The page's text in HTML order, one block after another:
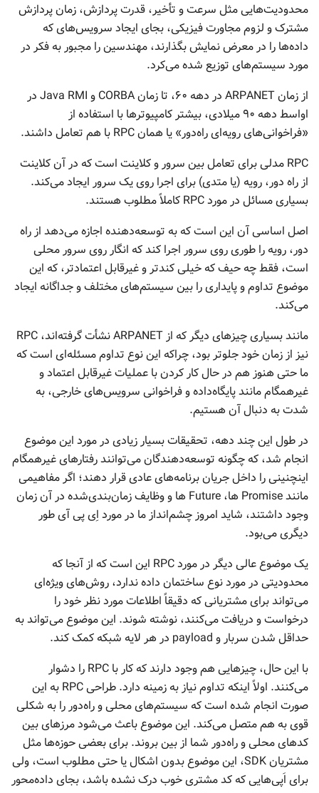
محدودیت‌هایی مثل سرعت و تأخیر، قدرت پردازش، زمان پردازش
مشترک و لزوم مجاورت فیزیکی، بجای ایجاد سرویس‌های که
داده‌ها را در معرض نمایش بگذارند، مهندسین را مجبور به فکر در
مورد سیستم‌های توزیع شده می‌کرد.
از زمان ARPANET در دهه ۶۰، تا زمان CORBA و Java RMI در
اواسط دهه ۹۰ میلادی، بیشتر کامپیوترها با استفاده از
«فراخوانی‌های رویه‌ای راه‌دور» یا همان RPC با هم تعامل داشند.
RPC مدلی برای تعامل بین سرور و کلاینت است که در آن کلاینت
از راه دور، رویه (یا متدی) برای اجرا روی یک سرور ایجاد می‌کند.
بسیاری مسائل در مورد RPC کاملاً مطلوب هستند.
اصل اساسی آن این است که به توسعه‌دهنده اجازه می‌دهد از راه
دور، رویه را طوری روی سرور اجرا کند که انگار روی سرور محلی
است، فقط چه حیف که خیلی کندتر و غیرقابل اعتمادتر، که این
موضوع تداوم و پایداری را بین سیستم‌های مختلف و جداگانه ایجاد
می‌کند.
مانند بسیاری چیزهای دیگر که از ARPANET نشأت گرفته‌اند، RPC
نیز از زمان خود جلوتر بود، چراکه این نوع تداوم مسئله‌ای است که
ما حتی هنوز هم در حال کار کردن با عملیات غیرقابل اعتماد و
غیرهمگام مانند پایگاه‌داده و فراخوانی سرویس‌های خارجی، به
شدت به دنبال آن هستیم.
در طول این چند دهه، تحقیقات بسیار زیادی در مورد این موضوع
انجام شد، که چگونه توسعه‌دهندگان می‌توانند رفتارهای غیرهمگام
اینچنینی را داخل جریان برنامه‌های عادی قرار دهند؛ اگر مفاهیمی
مانند Promise ها، Future ها و وظایف زمان‌بندی‌شده در آن زمان
وجود داشتند، شاید امروز چشم‌انداز ما در مورد اِی پی آی طور
دیگری می‌بود.
یک موضوع عالی دیگر در مورد RPC این است که از آنجا که
محدودیتی در مورد نوع ساختمان داده ندارد، روش‌های ویژه‌ای
می‌تواند برای مشتریانی که دقیقاً اطلاعات مورد نظر خود را
درخواست و دریافت می‌کنند، نوشته شوند. این موضوع می‌تواند به
حداقل شدن سربار و payload در هر لایه شبکه کمک کند.
با این حال، چیزهایی هم وجود دارند که کار با RPC را دشوار
می‌کنند. اولاً اینکه تداوم نیاز به زمینه دارد. طراحی RPC به این
صورت انجام شده است که سیستم‌های محلی و راه‌دور را به شکلی
قوی به هم متصل می‌کند. این موضوع باعث می‌شود مرزهای بین
کدهای محلی و راه‌دور شما از بین بروند. برای بعضی حوزه‌ها مثل
مشتریان SDK، این موضوع بدون اشکال یا حتی مطلوب است، ولی
برای اَپی‌هایی که کد مشتری خوب درک نشده باشد، بجای داده‌محور